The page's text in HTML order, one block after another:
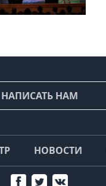
НАПИСАТЬ НАМ
НОВОСТИ